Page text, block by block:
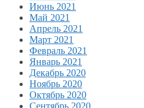
Июнь 2021
Май 2021
Апрель 2021
Март 2021
Февраль 2021
Январь 2021
Декабрь 2020
Ноябрь 2020
Октябрь 2020
Сентябрь 2020